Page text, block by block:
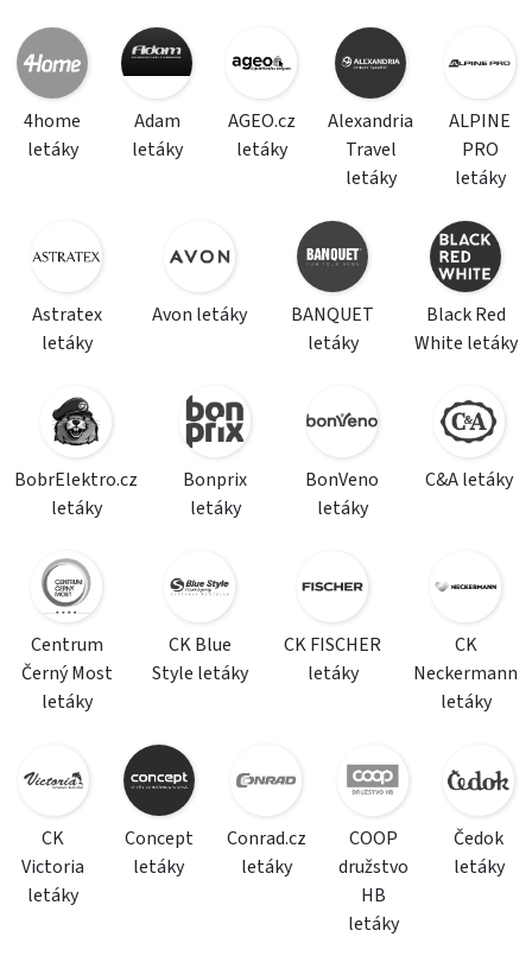
4home
letáky
Adam
letáky
AGEO.cz
letáky
Alexandria
Travel
letáky
ALPINE
PRO
letáky
Astratex
letáky
Avon letáky
BANQUET
letáky
Black Red
White letáky
BobrElektro.cz
letáky
Bonprix
letáky
BonVeno
letáky
C&A letáky
Centrum
Černý Most
letáky
CK Blue
Style letáky
CK FISCHER
letáky
CK
Neckermann
letáky
CK
Victoria
letáky
Concept
letáky
Conrad.cz
letáky
COOP
družstvo
HB
letáky
Čedok
letáky